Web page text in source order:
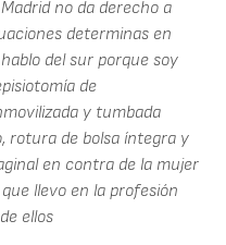
no da derecho a
determinas en
del sur porque soy
de
y tumbada
rotura de bolsa íntegra y
en contra de la mujer
llevo en la profesión
ellos